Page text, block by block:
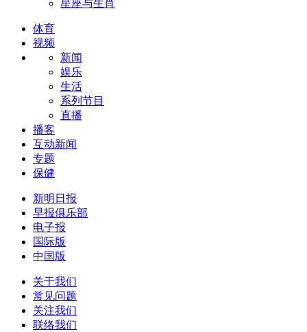
星座与生肖
体育
视频
新闻
娱乐
生活
系列节目
直播
播客
互动新闻
专题
保健
新明日报
早报俱乐部
电子报
国际版
中国版
关于我们
常见问题
关注我们
联络我们